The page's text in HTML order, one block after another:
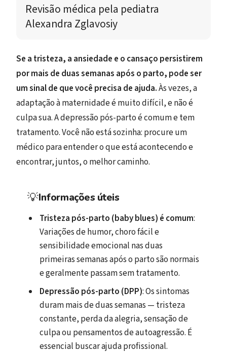
Revisão médica
Alexandra Zglavosiy
Se a tristeza, a ansiedade e o cansaço persistirem
por mais de duas semanas após o parto, pode ser
um sinal de que você precisa de ajuda.Às vezes, a
adaptação à maternidade é muito difícil, e não é
culpa sua. A depressão pós-parto é comum e tem
tratamento. Você não está sozinha: procure um
médico para entender o que está acontecendo e
encontrar, juntos, o melhor caminho.
💡Informações úteis
Tristeza pós-parto (baby blues) é comum:
Variações de humor, choro fácil e
sensibilidade emocional nas duas
primeiras semanas após o parto são normais
e geralmente passam sem tratamento.
Depressão pós-parto (DPP): Os sintomas
duram mais de duas semanas — tristeza
constante, perda da alegria, sensação de
culpa ou pensamentos de autoagressão. É
essencial buscar ajuda profissional.